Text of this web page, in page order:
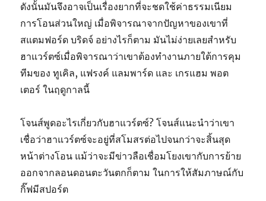
ดังนั้นมันจึงอาจเป็นเรื่องยากที่จะชดใช้ค่าธรรมเนียม
การโอนส่วนใหญ่ เมื่อพิจารณาจากปัญหาของเขาที่
สแตมฟอร์ด บริดจ์ อย่างไรก็ตาม มันไม่ง่ายเลยสำหรับ
ฮาแวร์ตซ์เมื่อพิจารณาว่าเขาต้องทำงานภายใต้การคุม
ทีมของ ทูเคิล, แฟรงค์ แลมพาร์ด และ เกรแฮม พอต
เตอร์ ในฤดูกาลนี้
โจนส์พูดอะไรเกี่ยวกับฮาแวร์ตซ์? โจนส์แนะนำว่าเขา
เชื่อว่าฮาแวร์ตซ์จะอยู่ที่สโมสรต่อไปจนกว่าจะสิ้นสุด
หน้าต่างโอน แม้ว่าจะมีข่าวลือเชื่อมโยงเขากับการย้าย
ออกจากลอนดอนตะวันตกก็ตาม ในการให้สัมภาษณ์กับ
กิ๊ฟมีสปอร์ต